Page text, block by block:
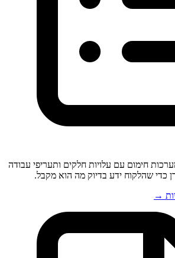
חימום עם עלויות חלקים ותעריפי עבודה
כדי שהלקוח ידע בדיוק מה הוא מקבל.
→